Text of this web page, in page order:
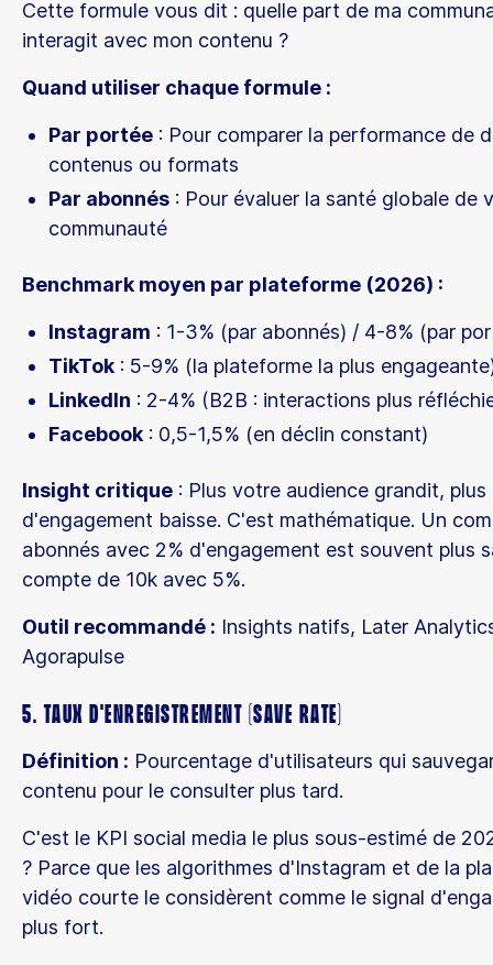
Cette formule vous dit : quelle part de ma
interagit avec mon contenu ?
Quand utiliser chaque formule :
Par portée : Pour comparer la performance de
contenus ou formats
Par abonnés : Pour évaluer la santé globale de
communauté
Benchmark moyen par plateforme (2026) :
Instagram : 1-3% (par abonnés) / 4-8% (par
TikTok: 5-9% (la plateforme la plus
LinkedIn : 2-4% (B2B : interactions plus
Facebook: 0,5-1,5% (en déclin constant)
Insight critique : Plus votre audience grandit, plus
d'engagement baisse. C'est mathématique. Un
abonnés avec 2% d'engagement est souvent plus
compte de 10k avec 5%.
Outil recommandé : Insights natifs, Later
Agorapulse
5. Taux d'Enregistrement (Save Rate)
Définition : Pourcentage d'utilisateurs qui
contenu pour le consulter plus tard.
C'est le KPI social media le plus sous-estimé de
? Parce que les algorithmes d'Instagram et de la
vidéo courte le considèrent comme le signal
plus fort.